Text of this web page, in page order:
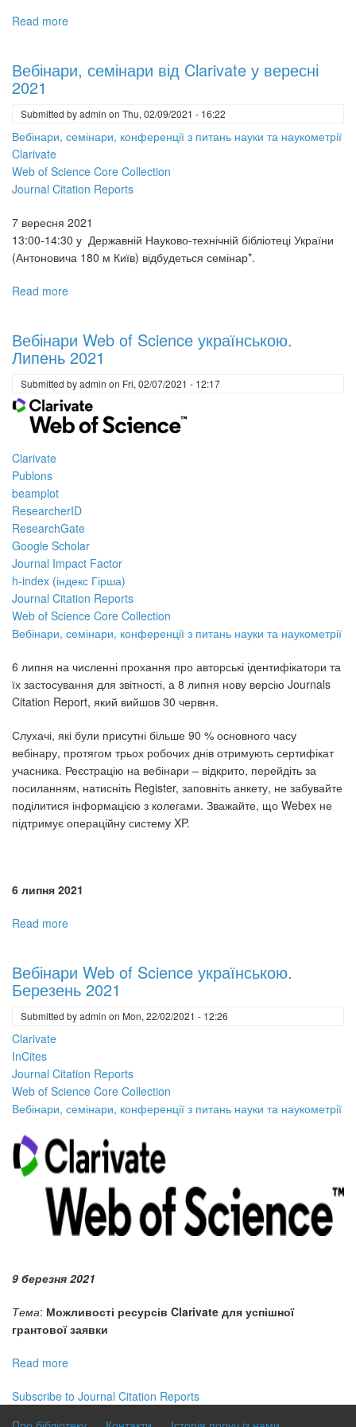
Read more
of
українською.
2022
Вебінари, семінари від Clarivate у вересні
2021
Submitted byadmin on Thu, 02/09/2021 - 16:22
Вебінари, семінари, конференції з питань науки та наукометрії
Clarivate
Web of Science Core Collection
Journal Citation Reports
7 вересня 2021
13:00-14:30 у Державній Науково-технічній бібліотеці України
(Антоновича 180 м Київ) відбудеться семінар*.
Read more
від
Clarivate
у
вересні
2021
Вебінари Web of Science українською.
Липень 2021
Submitted byadmin on Fri, 02/07/2021 - 12:17
Clarivate
Publons
beamplot
ResearcherID
ResearchGate
Google Scholar
Journal Impact Factor
h-index (індекс Гірша)
Journal Citation Reports
Web of Science Core Collection
Вебінари, семінари, конференції з питань науки та наукометрії
6 липня на численні прохання про авторські ідентифікатори та
їх застосування для звітності, а 8 липня нову версію Journals
Citation Report, який вийшов 30 червня.
Слухачі, які були присутні більше 90 % основного часу
вебінару, протягом трьох робочих днів отримують сертифікат
учасника. Реєстрацію на вебінари – відкрито, перейдіть за
посиланням, натисніть Register, заповніть анкету, не забувайте
поділитися інформацією з колегами. Зважайте, що Webex не
підтримує операційну систему XP.
6 липня 2021
Read more
of
Science
українською.
Вебінари Web of Science українською.
Березень 2021
Submitted byadmin on Mon, 22/02/2021 - 12:26
Clarivate
InCites
Journal Citation Reports
Web of Science Core Collection
Вебінари, семінари, конференції з питань науки та наукометрії
9 березня 2021
Тема: Можливості ресурсів Clarivate для успішної
грантової заявки
Read more
Web
Subscribe to Journal Citation Reports